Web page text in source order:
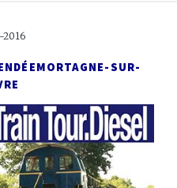
2016
MORTAGNE-SUR-